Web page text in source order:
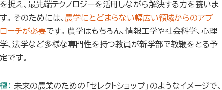
を捉え、最先端テクノロジーを活用しながら解決する力を養いま
す。そのためには、 農学にとどまらない幅広い領域からのアプ
ローチが必要です。農学はもちろん、情報工学や社会科学、心理
学、法学など多様な専門性を持つ教員が新学部で教鞭をとる予
定です。
檀： 未来の農業のための「セレクトショップ」のようなイメージで、